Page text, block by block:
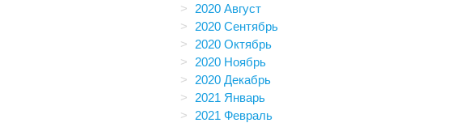
2020 Август
2020 Сентябрь
2020 Октябрь
2020 Ноябрь
2020 Декабрь
2021 Январь
2021 Февраль